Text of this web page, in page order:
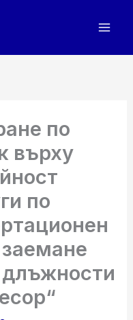
по
върху
по
заемане